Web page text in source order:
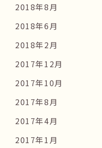
2018年8月
2018年6月
2018年2月
2017年12月
2017年10月
2017年8月
2017年4月
2017年1月